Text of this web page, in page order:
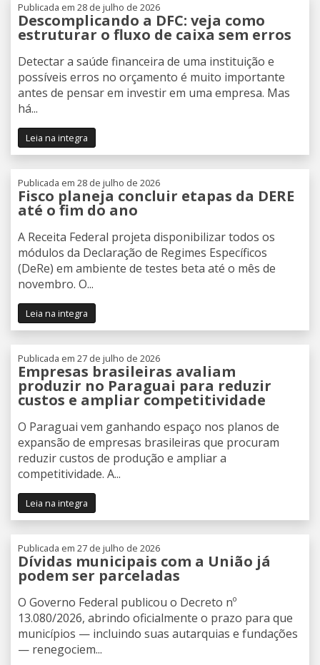
Publicada em 28 de julho de 2026
Descomplicando a DFC: veja como
estruturar o fluxo de caixa sem erros
Detectar a saúde financeira de uma instituição e
possíveis erros no orçamento é muito importante
antes de pensar em investir em uma empresa. Mas
há...
Leia na integra
Publicada em 28 de julho de 2026
Fisco planeja concluir etapas da DERE
até o fim do ano
A Receita Federal projeta disponibilizar todos os
módulos da Declaração de Regimes Específicos
(DeRe) em ambiente de testes beta até o mês de
novembro. O...
Leia na integra
Publicada em 27 de julho de 2026
Empresas brasileiras avaliam
produzir no Paraguai para reduzir
custos e ampliar competitividade
O Paraguai vem ganhando espaço nos planos de
expansão de empresas brasileiras que procuram
reduzir custos de produção e ampliar a
competitividade. A...
Leia na integra
Publicada em 27 de julho de 2026
Dívidas municipais com a União já
podem ser parceladas
O Governo Federal publicou o Decreto nº
13.080/2026, abrindo oficialmente o prazo para que
municípios — incluindo suas autarquias e fundações
— renegociem...